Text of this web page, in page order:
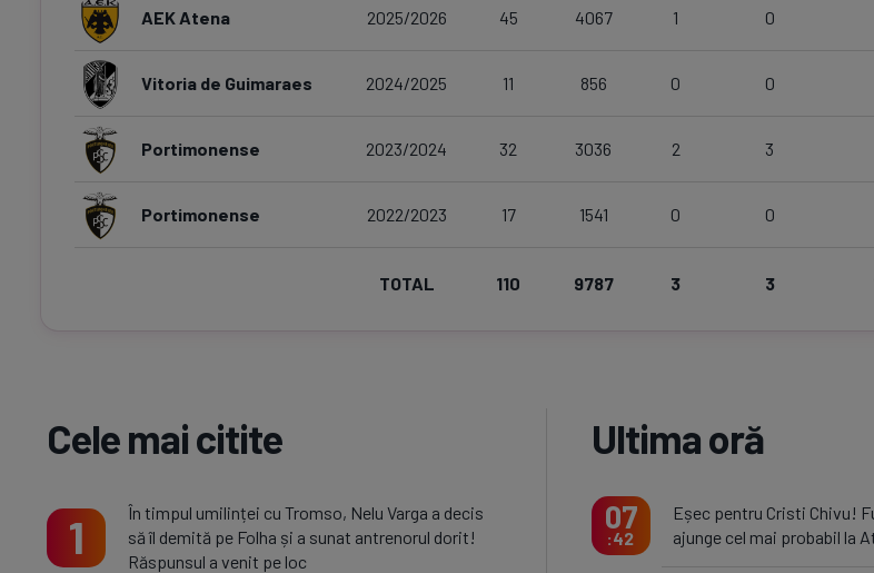
AEK Atena 2025/2026 45 4067 1 0
Vitoria de Guimaraes 2024/2025 11 856 0 0
Portimonense 2023/2024 32 3036 2 3
Portimonense 2022/2023 17 1541 0 0
TOTAL 110 9787 3 3
Cele mai citite
1
În timpul umilinței cu Tromso, Nelu Varga a decis
să îl demită pe Folha și a sunat antrenorul dorit!
Răspunsul a venit pe loc
Ultima oră
07
42
Eșec pentru Cristi Chivu!
ajunge cel mai probabil la